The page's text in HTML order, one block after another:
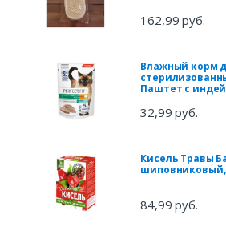
162,99 руб.
Влажный корм
Паштет с
32,99 руб.
Кисель Травы
шиповниковый,
84,99 руб.